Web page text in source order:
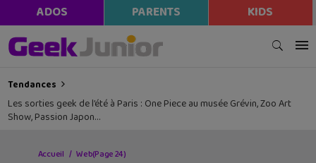
ADOS PARENTS KIDS
Tendances
Les sorties geek de l’été à Paris : One Piece au musée Grévin, Zoo Art
Show, Passion Japon…
Accueil Web(Page 24)